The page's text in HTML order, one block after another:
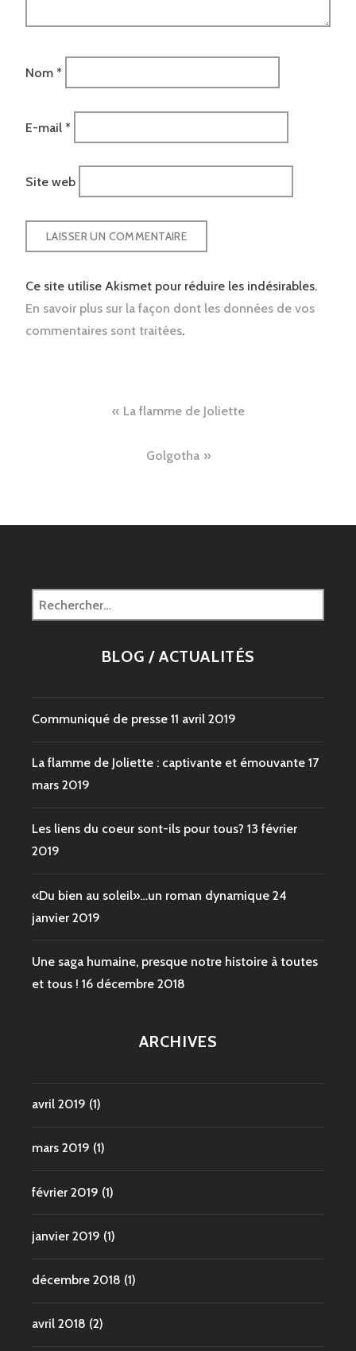
Nom *
E-mail *
Site web
Ce site utilise Akismet pour réduire les indésirables.
En savoir plus sur la façon dont les données de vos
commentaires sont traitées.
NavigationLa flamme de Joliette
Golgotha
Rechercher :
BLOG / ACTUALITÉS
Communiqué de presse 11 avril 2019
La flamme de Joliette : captivante et émouvante 17
mars 2019
Les liens du coeur sont-ils pour tous? 13 février
2019
«Du bien au soleil»…un roman dynamique 24
janvier 2019
Une saga humaine, presque notre histoire à toutes
et tous ! 16 décembre 2018
ARCHIVES
avril 2019 (1)
mars 2019 (1)
février 2019 (1)
janvier 2019 (1)
décembre 2018 (1)
avril 2018 (2)